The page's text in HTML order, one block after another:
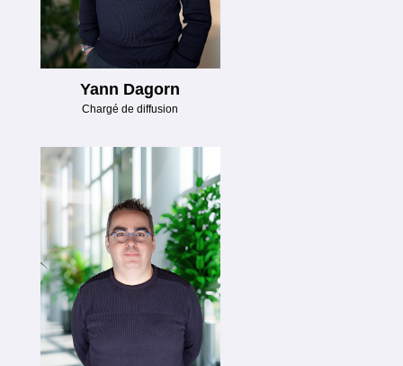
Yann Dagorn
Chargé de diffusion